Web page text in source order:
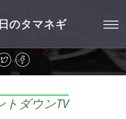
のタマネギ
トダウンTV